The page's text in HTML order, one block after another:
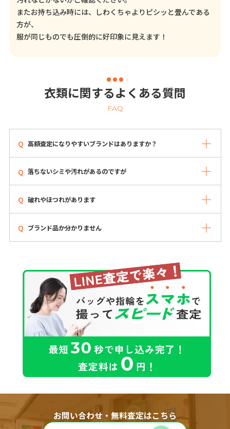
またお持ち込み時には、しわくちゃよりピシッと畳んである
方が、
服が同じものでも圧倒的に好印象に見えます！
衣類に関するよくある質問
FAQ
高額査定になりやすいブランドはありますか？
落ちないシミや汚れがあるのですが
破れやほつれがあります
ブランド品か分かりません
お問い合わせ・無料査定はこちら